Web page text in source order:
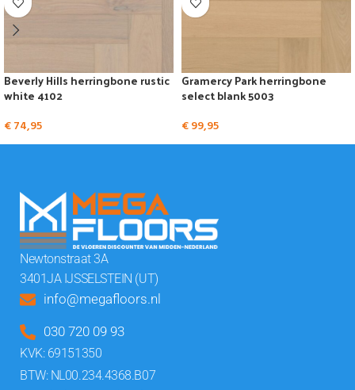
Beverly Hills herringbone rustic
white 4102
€74,95
Gramercy Park herringbone
select blank 5003
€99,95
Newtonstraat 3A
3401JA IJSSELSTEIN (UT)
info@megafloors.nl
030 720 09 93
KVK: 69151350
BTW: NL00.234.4368.B07